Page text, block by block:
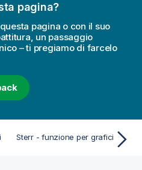
pagina?
pagina o con il suo
un passaggio
– ti pregiamo di farcelo
Sterr - funzione per grafici